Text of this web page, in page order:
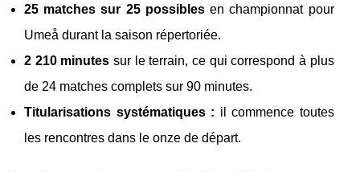
25 matches sur 25 possiblesen championnat pour
Umeå durant la saison répertoriée.
2 210 minutes sur le terrain, ce qui correspond à plus
de 24 matches complets sur 90 minutes.
Titularisations systématiques : il commence toutes
les rencontres dans le onze de départ.